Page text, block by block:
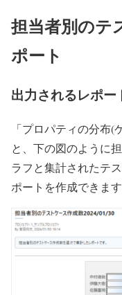
担当者別のテ
ポート
出力されるレポー
「プロパティの分布
と、下の図のように
ラフと集計されたテ
ポートを作成できます